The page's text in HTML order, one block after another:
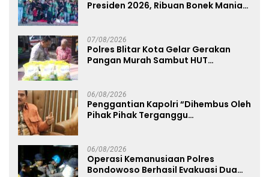
Presiden 2026, Ribuan Bonek Mania
07/08/2026
Polres Blitar Kota Gelar Gerakan
Pangan Murah Sambut HUT
06/08/2026
Penggantian Kapolri “Dihembus Oleh
Pihak Pihak Terganggu
06/08/2026
Operasi Kemanusiaan Polres
Bondowoso Berhasil Evakuasi Dua